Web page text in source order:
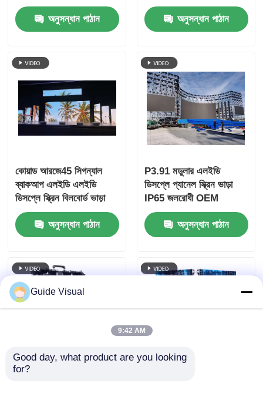
এবং ইভেন্টের জন্য হার্ড সংযোগ
ক্যাবিনেট অনুসন্ধান পাঠান
অ্যাপ্লিকেশনের জন্য স্থিতিশীল
উচ্চ-উজ্জ্বলতা স্ক্রীন
অনুসন্ধান পাঠান
কোয়াড আরজে45 সিগন্যাল
ব্যাকআপ এলইডি এলইডি
ডিসপ্লে স্ক্রিন বিলবোর্ড ভাড়া
কাস্টম
অনুসন্ধান পাঠান
P3.91 মডুলার এলইডি
ডিসপ্লে প্যানেল স্ক্রিন ভাড়া
IP65 জলরোধী OEM
অনুসন্ধান পাঠান
Guide Visual
9:42 AM
Good day, what product are you looking
for?